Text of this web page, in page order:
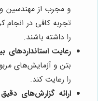
و مجرب از مهندسین
تجربه کافی در انجام
را داشته باشند.
رعایت استانداردهای
بتن و آزمایش‌های
را رعایت کند.
ارائه گزارش‌های